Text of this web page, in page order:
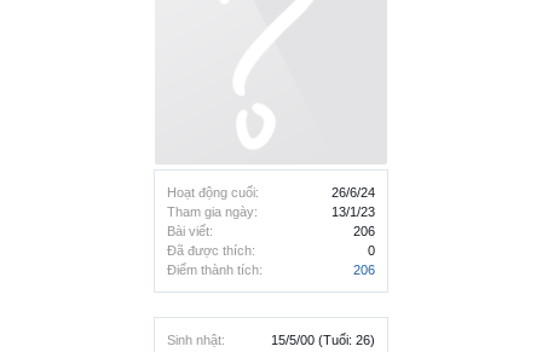
Hoạt động cuối:
26/6/24
Tham gia ngày:
13/1/23
Bài viết:
206
Đã được thích:
0
Điểm thành tích:
206
Sinh nhật: 15/5/00 (Tuổi: 26)